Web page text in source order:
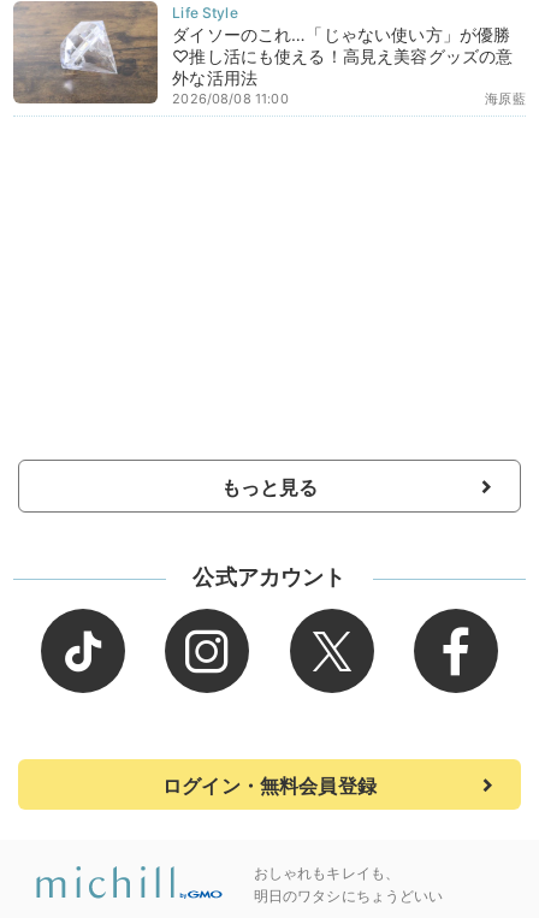
ダイソーのこれ…「じゃない使い方」が優勝
♡推し活にも使える！高見え美容グッズの意
外な活用法
海原藍
2026/08/08 11:00
もっと見る
公式アカウント
ログイン・無料会員登録
おしゃれもキレイも、
明日のワタシにちょうどいい